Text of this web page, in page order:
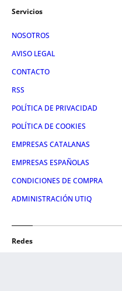
Servicios
NOSOTROS
AVISO LEGAL
CONTACTO
RSS
POLÍTICA DE PRIVACIDAD
POLÍTICA DE COOKIES
EMPRESAS CATALANAS
EMPRESAS ESPAÑOLAS
CONDICIONES DE COMPRA
ADMINISTRACIÓN UTIQ
Redes